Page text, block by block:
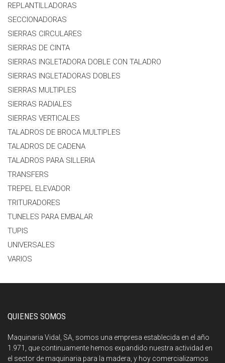
REPLANTILLADORAS
SECCIONADORAS
SIERRAS CIRCULARES
SIERRAS DE CINTA
SIERRAS INGLETADORA DOBLE CON TALADRO
SIERRAS INGLETADORAS DOBLES
SIERRAS MULTIPLES
SIERRAS RADIALES
SIERRAS VERTICALES
TALADROS DE BROCA MULTIPLES
TALADROS DE CADENA
TALADROS PARA SILLERIA
TRANSFERS
TREPEL ELEVADOR
TRITURADORES
TUNELES PARA EMBALAR
TUPIS
UNIVERSALES
VARIOS
QUIENES SOMOS
Maquinaria Vidal, SA, somos una empresa establecida en el año
1.971, que continuamente hemos expandido nuestra actividad en
el sector de maquinaria para la madera, y hoy comercializamos